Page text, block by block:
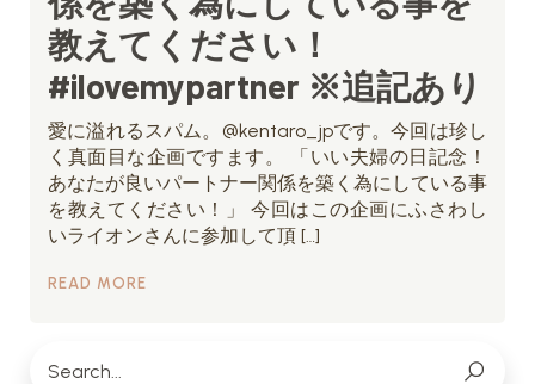
教えてください！
#ilovemypartner ※追記あり
愛に溢れるスパム。@kentaro_jpです。今回は珍し
く真面目な企画ですます。 「いい夫婦の日記念！
あなたが良いパートナー関係を築く為にしている事
を教えてください！」 今回はこの企画にふさわし
いライオンさんに参加して頂 […]
READ MORE